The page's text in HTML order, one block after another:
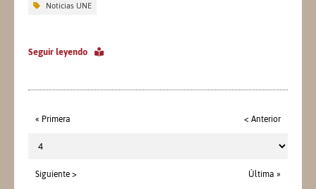
Noticias UNE
Seguir leyendo
« Primera < Anterior
Siguiente > Última »